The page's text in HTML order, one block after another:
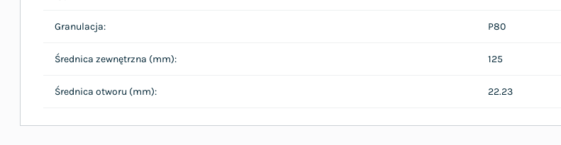
Granulacja: P80
Średnica zewnętrzna (mm): 125
Średnica otworu (mm): 22.23